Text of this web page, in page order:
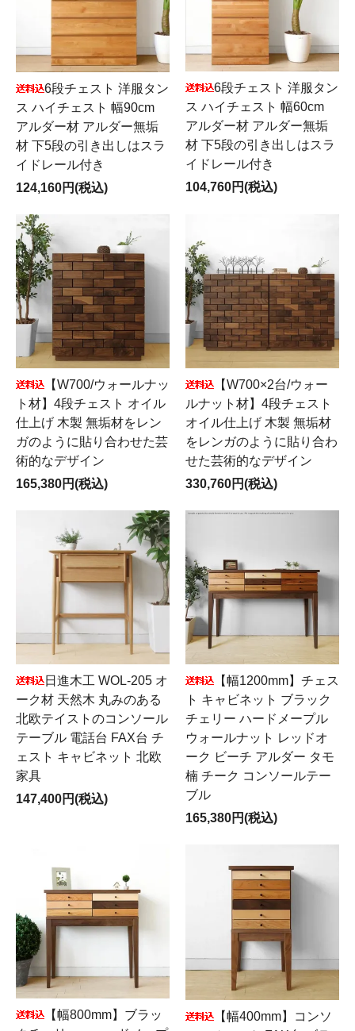
6段チェスト 洋服タン
ス ハイチェスト 幅90cm
アルダー材 アルダー無垢
材 下5段の引き出しはスラ
イドレール付き
124,160円(税込)
6段チェスト 洋服タン
ス ハイチェスト 幅60cm
アルダー材 アルダー無垢
材 下5段の引き出しはスラ
イドレール付き
104,760円(税込)
【W700/ウォールナッ
ト材】4段チェスト オイル
仕上げ 木製 無垢材をレン
ガのように貼り合わせた芸
術的なデザイン
165,380円(税込)
【W700×2台/ウォー
ルナット材】4段チェスト
オイル仕上げ 木製 無垢材
をレンガのように貼り合わ
せた芸術的なデザイン
330,760円(税込)
日進木工 WOL-205 オ
ーク材 天然木 丸みのある
北欧テイストのコンソール
テーブル 電話台 FAX台 チ
ェスト キャビネット 北欧
家具
147,400円(税込)
【幅1200mm】チェス
ト キャビネット ブラック
チェリー ハードメープル
ウォールナット レッドオ
ーク ビーチ アルダー タモ
楠 チーク コンソールテー
ブル
165,380円(税込)
【幅800mm】ブラッ
【幅400mm】コンソ